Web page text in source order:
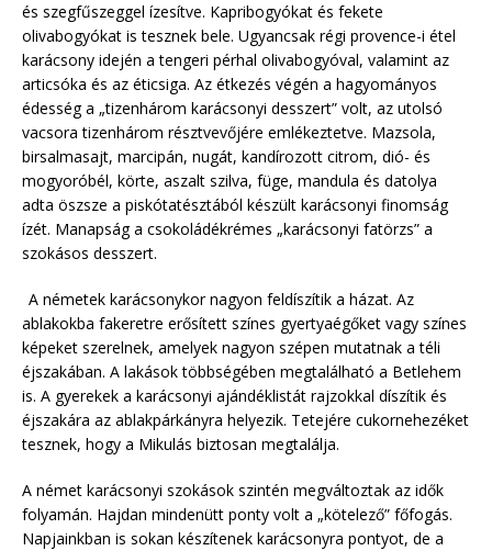
és szegfűszeggel ízesítve. Kapribogyókat és fekete
olivabogyókat is tesznek bele. Ugyancsak régi provence-i étel
karácsony idején a tengeri pérhal olivabogyóval, valamint az
articsóka és az éticsiga. Az étkezés végén a hagyományos
édesség a „tizenhárom karácsonyi desszert” volt, az utolsó
vacsora tizenhárom résztvevőjére emlékeztetve. Mazsola,
birsalmasajt, marcipán, nugát, kandírozott citrom, dió- és
mogyoróbél, körte, aszalt szilva, füge, mandula és datolya
adta öszsze a piskótatésztából készült karácsonyi finomság
ízét. Manapság a csokoládékrémes „karácsonyi fatörzs” a
szokásos desszert.
A németek karácsonykor nagyon feldíszítik a házat. Az
ablakokba fakeretre erősített színes gyertyaégőket vagy színes
képeket szerelnek, amelyek nagyon szépen mutatnak a téli
éjszakában. A lakások többségében megtalálható a Betlehem
is. A gyerekek a karácsonyi ajándéklistát rajzokkal díszítik és
éjszakára az ablakpárkányra helyezik. Tetejére cukornehezéket
tesznek, hogy a Mikulás biztosan megtalálja.
A német karácsonyi szokások szintén megváltoztak az idők
folyamán. Hajdan mindenütt ponty volt a „kötelező” főfogás.
Napjainkban is sokan készítenek karácsonyra pontyot, de a